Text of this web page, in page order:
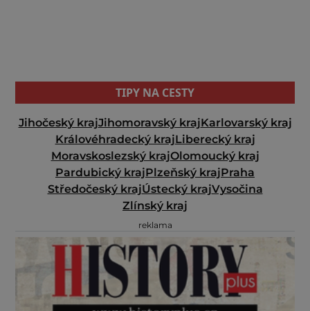
TIPY NA CESTY
Jihočeský krajJihomoravský krajKarlovarský kraj
Královéhradecký krajLiberecký kraj
Moravskoslezský krajOlomoucký kraj
Pardubický krajPlzeňský krajPraha
Středočeský krajÚstecký krajVysočina
Zlínský kraj
reklama